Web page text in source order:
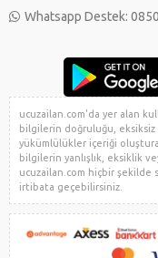
Whatsapp Destek:
ucuzailan.com'da yer alan
bilgilerin doğruluğu, eksiksiz
yükümlülükler içeriği
bilgilerin yanlışlık, eksiklik
ucuzailan.com hiçbir şekilde
irtibata geçebilirsiniz.